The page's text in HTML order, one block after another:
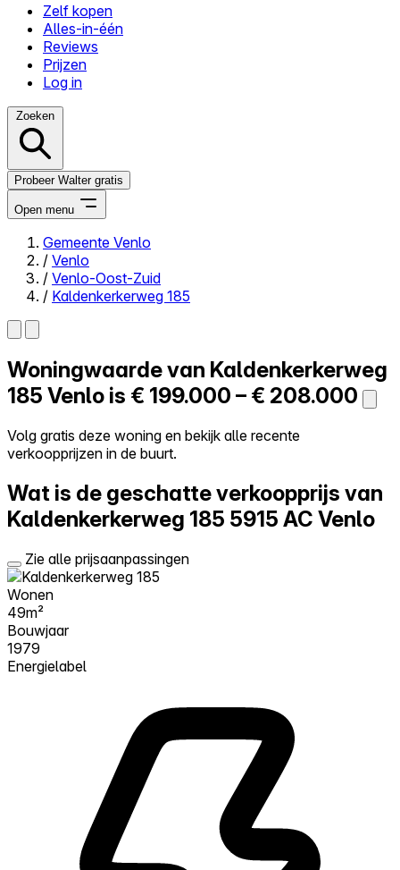
Zelf kopen
Alles-in-één
Reviews
Prijzen
Log in
Zoeken
Probeer Walter gratis
Open menu
Close menu
Zelf kopen
Alles-in-één
Reviews
Log in
Gemeente Venlo
/ Venlo
/ Venlo-Oost-Zuid
/ Kaldenkerkerweg 185
Woningwaarde van Kaldenkerkerweg
185 Venlo is € 199.000 – € 208.000
Volg gratis deze woning en bekijk alle recente
verkoopprijzen in de buurt.
Wat is de geschatte verkoopprijs van
Kaldenkerkerweg 185 5915 AC Venlo
Zie alle prijsaanpassingen
Wonen
49m²
Bouwjaar
1979
Energielabel